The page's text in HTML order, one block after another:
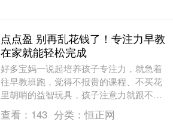
点点盈 别再乱花钱了！专注力早教
在家就能轻松完成
好多宝妈一说起培养孩子专注力，就急着
往早教班跑，觉得不报贵的课程、不买花
里胡哨的益智玩具，孩子注意力就跟不
上。市面上那些专注力训练班，一节课动
辄大几百，一套益智....
查看： 143 分类：恒正网